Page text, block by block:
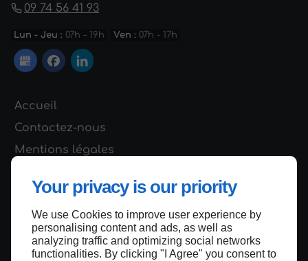
Your privacy is our priority
We use Cookies to improve user experience by
personalising content and ads, as well as
analyzing traffic and optimizing social networks
functionalities. By clicking "I Agree" you consent to
09 74 56 41 93
Lun - Jeu : 07h - 19h Ven : 07h - 17h
Accueil
Contactez-nous
Mentions légales
Haut de page